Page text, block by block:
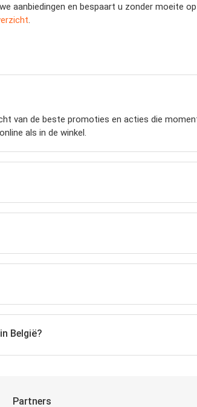
aanbiedingen en bespaart u zonder moeite
van de beste promoties en acties die
als in de winkel.
België?
Partners